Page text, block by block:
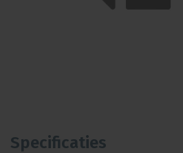
Specificaties